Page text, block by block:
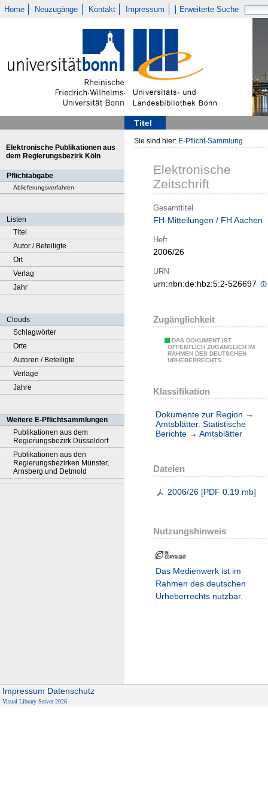
Home Neuzugänge Kontakt Impressum Erweiterte Suche
Titel
Elektronische Publikationen aus
dem Regierungsbezirk Köln
Pflichtabgabe
Ablieferungsverfahren
Listen
Titel
Autor / Beteiligte
Ort
Verlag
Jahr
Clouds
Schlagwörter
Orte
Autoren / Beteiligte
Verlage
Jahre
Weitere E-Pflichtsammlungen
Publikationen aus dem
Regierungsbezirk Düsseldorf
Publikationen aus den
Regierungsbezirken Münster,
Arnsberg und Detmold
Sie sind hier: E-Pflicht-Sammlung
Elektronische
Zeitschrift
Gesamttitel
FH-Mitteilungen / FH Aachen
Heft
2006/26
URN
urn:nbn:de:hbz:5:2-526697
Zugänglichkeit
DAS DOKUMENT IST
ÖFFENTLICH ZUGÄNGLICH IM
RAHMEN DES DEUTSCHEN
URHEBERRECHTS.
Klassifikation
Dokumente zur Region →
Amtsblätter. Statistische
Berichte → Amtsblätter
Dateien
2006/26 [PDF 0.19 mb]
Nutzungshinweis
Das Medienwerk ist im
Rahmen des deutschen
Urheberrechts nutzbar.
Impressum Datenschutz
Visual Library Server 2026